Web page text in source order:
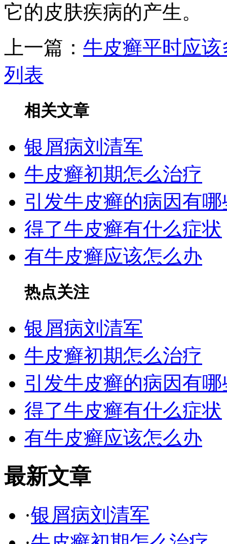
它的皮肤疾病的产生。
上一篇： 牛皮癣平时应
列表
相关文章
银屑病刘清军
牛皮癣初期怎么治疗
引发牛皮癣的病因有哪
得了牛皮癣有什么症状
有牛皮癣应该怎么办
热点关注
银屑病刘清军
牛皮癣初期怎么治疗
引发牛皮癣的病因有哪
得了牛皮癣有什么症状
有牛皮癣应该怎么办
最新文章
·银屑病刘清军